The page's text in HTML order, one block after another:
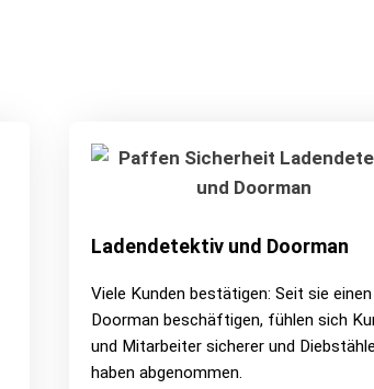
Ladendetektiv und Doorman
Viele Kunden bestätigen: Seit sie einen
Doorman beschäftigen, fühlen sich
und Mitarbeiter sicherer und Diebstähle
haben abgenommen.